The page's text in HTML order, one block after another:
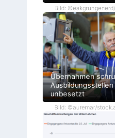
Bild:
Übernahmen
unbesetzt
Bild: ©auremar/